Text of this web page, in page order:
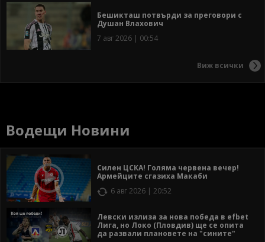
Бешикташ потвърди за преговори с
Душан Влахович
7 авг 2026 | 00:54
Виж всички
Водещи Новини
Силен ЦСКА! Голяма червена вечер!
Армейците сгазиха Макаби
6 авг 2026 | 20:52
Левски излиза за нова победа в efbet
Лига, но Локо (Пловдив) ще се опита
да развали плановете на "сините"